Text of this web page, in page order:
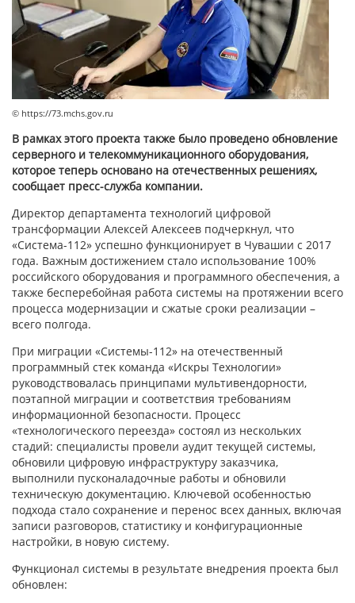
© https://73.mchs.gov.ru
В рамках этого проекта также было проведено обновление
серверного и телекоммуникационного оборудования,
которое теперь основано на отечественных решениях,
сообщает пресс-служба компании.
Директор департамента технологий цифровой
трансформации Алексей Алексеев подчеркнул, что
«Система-112» успешно функционирует в Чувашии с 2017
года. Важным достижением стало использование 100%
российского оборудования и программного обеспечения, а
также бесперебойная работа системы на протяжении всего
процесса модернизации и сжатые сроки реализации –
всего полгода.
При миграции «Системы-112» на отечественный
программный стек команда «Искры Технологии»
руководствовалась принципами мультивендорности,
поэтапной миграции и соответствия требованиям
информационной безопасности. Процесс
«технологического переезда» состоял из нескольких
стадий: специалисты провели аудит текущей системы,
обновили цифровую инфраструктуру заказчика,
выполнили пусконаладочные работы и обновили
техническую документацию. Ключевой особенностью
подхода стало сохранение и перенос всех данных, включая
записи разговоров, статистику и конфигурационные
настройки, в новую систему.
Функционал системы в результате внедрения проекта был
обновлен: